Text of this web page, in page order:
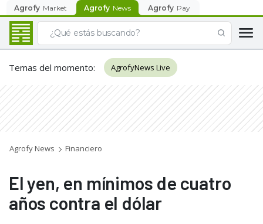
Agrofy Market Agrofy News Agrofy Pay
Temas del momento: AgrofyNews Live
Agrofy News Financiero
El yen, en mínimos de cuatro
años contra el dólar